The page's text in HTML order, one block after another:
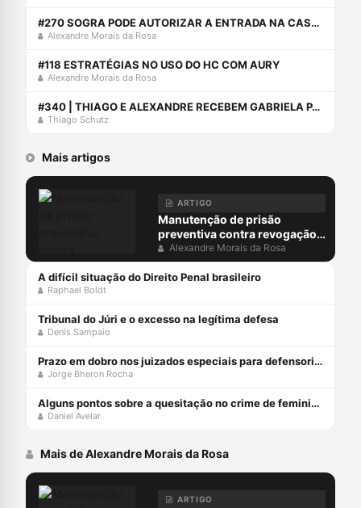
#270 SOGRA PODE AUTORIZAR A ENTRADA NA CASA DO GENRO? NÃO.
Alexandre Morais da Rosa
#118 ESTRATÉGIAS NO USO DO HC COM AURY
Alexandre Morais da Rosa
#340 | THIAGO E ALEXANDRE RECEBEM GABRIELA PARA FALAR SOBRE CADEIA DE CUSTÓDIA
Thiago Schutz
Mais artigos
ARTIGO
Manutenção de prisão
preventiva contra revogação
do MP: juiz não pode ocupar
lugar do acusador
Alexandre Morais da Rosa
A difícil situação do Direito Penal brasileiro
Raphael Boldt
Tribunal do Júri e o excesso na legítima defesa
Denis Sampaio
Prazo em dobro nos juizados especiais para defensorias públicas
Jorge Bheron Rocha
Alguns pontos sobre a quesitação no crime de feminicídio
Daniel Avelar
Mais de Alexandre Morais da Rosa
ARTIGO